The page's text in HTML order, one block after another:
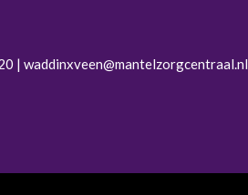
|waddinxveen@mantelzorgcentraal.nl